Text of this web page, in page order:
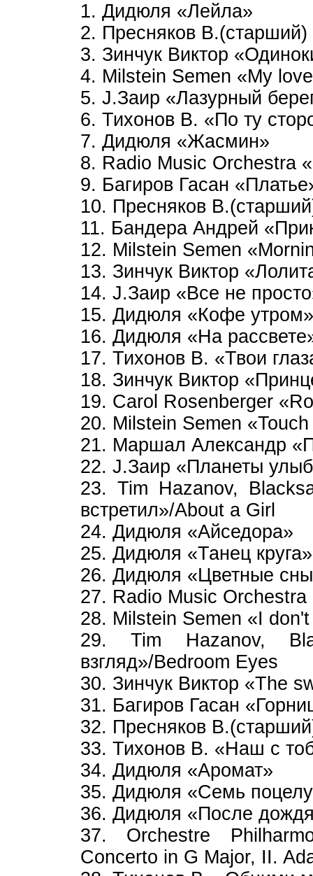
1. Дидюля «Лейла»
2. Пресняков
3. Зинчук Виктор
4. Milstein Semen «My
5. J.Заир «Лазурный
6. Тихонов В. «По ту
7. Дидюля «Жасмин»
8. Radio Music Orchestra
9. Багиров Гасан
10. Пресняков
11. Бандера Андрей
12. Milstein Semen
13. Зинчук Виктор
14. J.Заир «Все не
15. Дидюля «Кофе утром»
16. Дидюля «На
17. Тихонов В. «Твои
18. Зинчук Виктор
19. Carol Rosenberger
20. Milstein Semen
21. Маршал Александр
22. J.Заир «Планеты
23. Tim Hazanov,
встретил»/About a Girl
24. Дидюля «Айседора»
25. Дидюля «Танец круга»
26. Дидюля «Цветные
27. Radio Music Orchestra
28. Milstein Semen «I
29. Tim Hazanov,
взгляд»/Bedroom Eyes
30. Зинчук Виктор «The
31. Багиров Гасан
32. Пресняков
33. Тихонов В. «Наш с
34. Дидюля «Аромат»
35. Дидюля «Семь
36. Дидюля «После
37. Orchestre
Concerto in G Major, II.